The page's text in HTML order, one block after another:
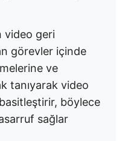
video geri
görevler içinde
ve
tanıyarak video
böylece
sağlar